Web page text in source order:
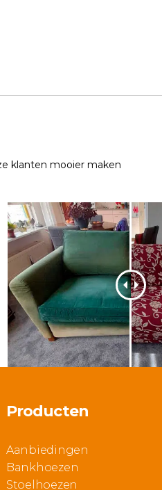
klanten mooier maken
Producten
Aanbiedingen
Bankhoezen
Stoelhoezen